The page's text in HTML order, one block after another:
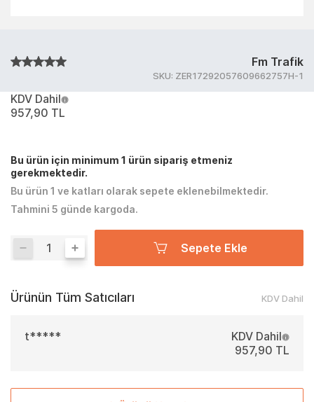
Fm Trafik
SKU: ZER17292057609662757H-1
KDV Dahil
957,90 TL
Bu ürün için minimum 1 ürün sipariş etmeniz
gerekmektedir.
Bu ürün 1 ve katları olarak sepete eklenebilmektedir.
Tahmini 5 günde kargoda.
Sepete Ekle
Ürünün Tüm Satıcıları KDV Dahil
t*****
KDV Dahil
957,90 TL